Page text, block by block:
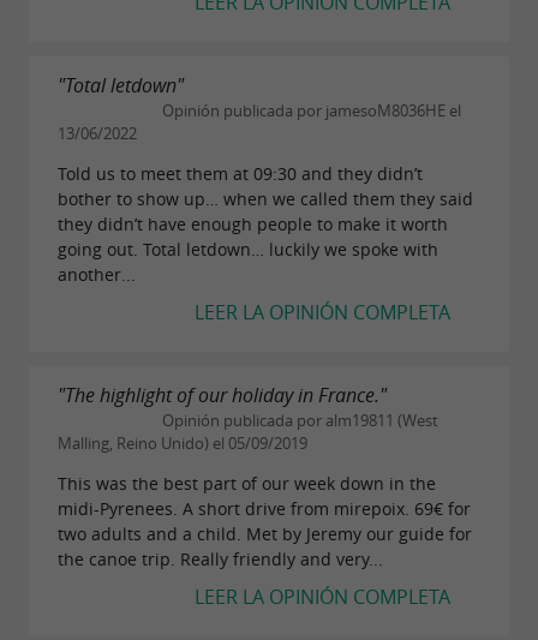
Servicio de catering con reserva previa
Camping natural, tipi, casa rural
Otras actividades: Piragüismo, paseos en
burro...
Sala de reuniones y prácticas
La Belle Verte
si desea continuar su aventura después del
piragüismo, rafting y paseos en burro.
Y si un día no es suficiente para hacerlo todo,
¡puedes pasar unanoche originalen uno de
nuestrostipiso en unacasa rural!
"Total letdown"
Opinión publicada por jamesoM8036HE el
13/06/2022
Told us to meet them at 09:30 and they didn’t
bother to show up… when we called them they said
they didn’t have enough people to make it worth
going out. Total letdown… luckily we spoke with
another...
LEER LA OPINIÓN COMPLETA
"The highlight of our holiday in France."
Opinión publicada por alm19811 (West
Malling, Reino Unido) el 05/09/2019
This was the best part of our week down in the
midi-Pyrenees. A short drive from mirepoix. 69€ for
two adults and a child. Met by Jeremy our guide for
the canoe trip. Really friendly and very...
LEER LA OPINIÓN COMPLETA